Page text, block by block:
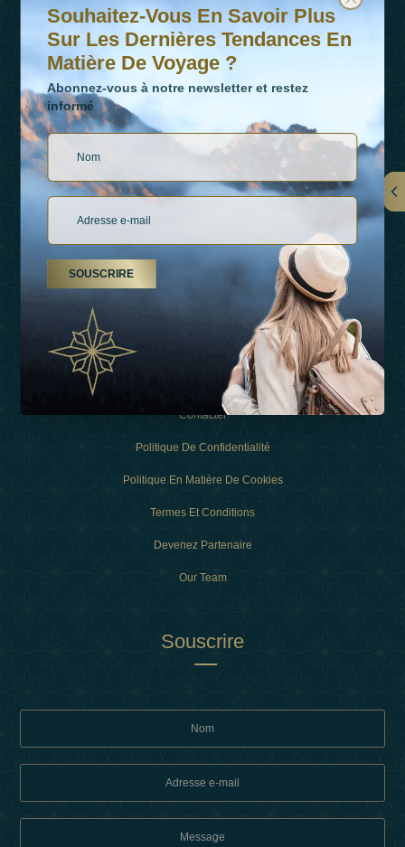
WhatsApp N°
+442034682356
+971552944761
LIENS
À Propos De Nous
Types De Vacances
Contacter
Politique De Confidentialité
Politique En Matière De Cookies
Termes Et Conditions
Devenez Partenaire
Our Team
Souscrire
Souhaitez-Vous En Savoir Plus
Sur Les Dernières Tendances En
Matière De Voyage ?
Abonnez-vous à notre newsletter et restez
informé
SOUSCRIRE